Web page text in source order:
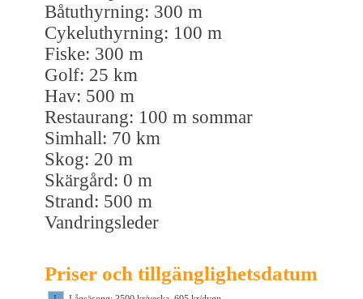
Båtuthyrning: 300 m
Cykeluthyrning: 100 m
Fiske: 300 m
Golf: 25 km
Hav: 500 m
Restaurang: 100 m sommar
Simhall: 70 km
Skog: 20 m
Skärgård: 0 m
Strand: 500 m
Vandringsleder
Priser och tillgänglighetsdatum